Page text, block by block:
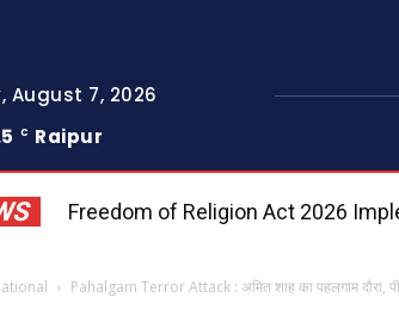
August 7, 2026
C Raipur
Freedom of Religion Act 2026
Pahalgam Terror Attack : अमित शाह का पहलगाम दौरा,